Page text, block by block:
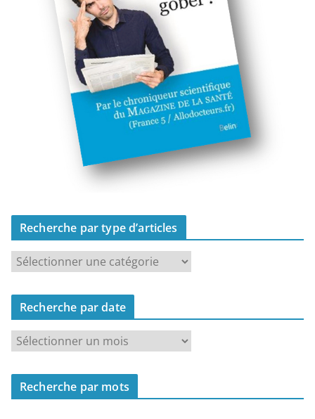
Recherche par type d’articles
c
e
e
Recherche par date
c
Recherche par mots